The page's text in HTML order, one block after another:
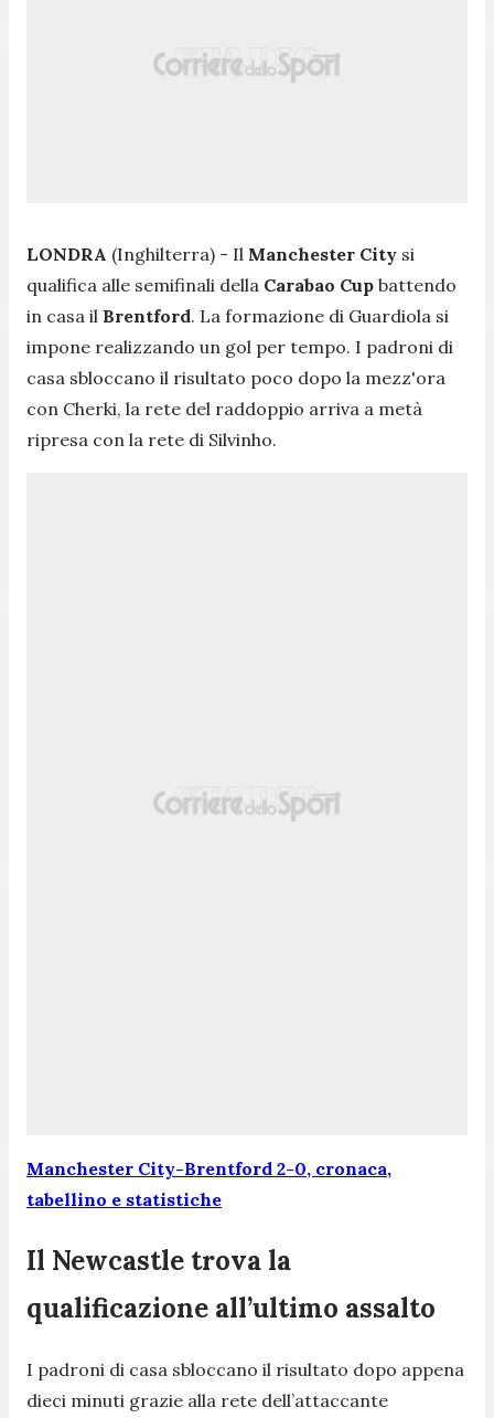
LONDRA (Inghilterra) - Il Manchester City si
qualifica alle semifinali della Carabao Cup battendo
in casa il Brentford. La formazione di Guardiola si
impone realizzando un gol per tempo. I padroni di
casa sbloccano il risultato poco dopo la mezz'ora
con Cherki, la rete del raddoppio arriva a metà
ripresa con la rete di Silvinho.
Manchester City-Brentford 2-0, cronaca,
tabellino e statistiche
Il Newcastle trova la
qualificazione all’ultimo assalto
I padroni di casa sbloccano il risultato dopo appena
dieci minuti grazie alla rete dell’attaccante